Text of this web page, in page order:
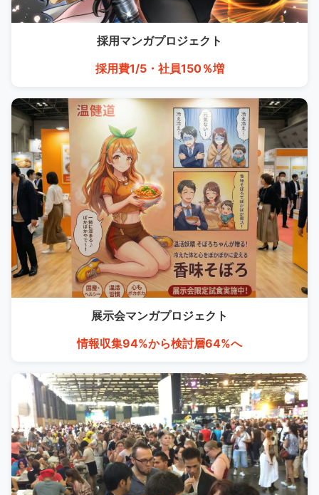
採用マンガプロジェクト
採用費1/5・社員150％増
展示会マンガプロジェクト
情報収集94%から検討層64%へ